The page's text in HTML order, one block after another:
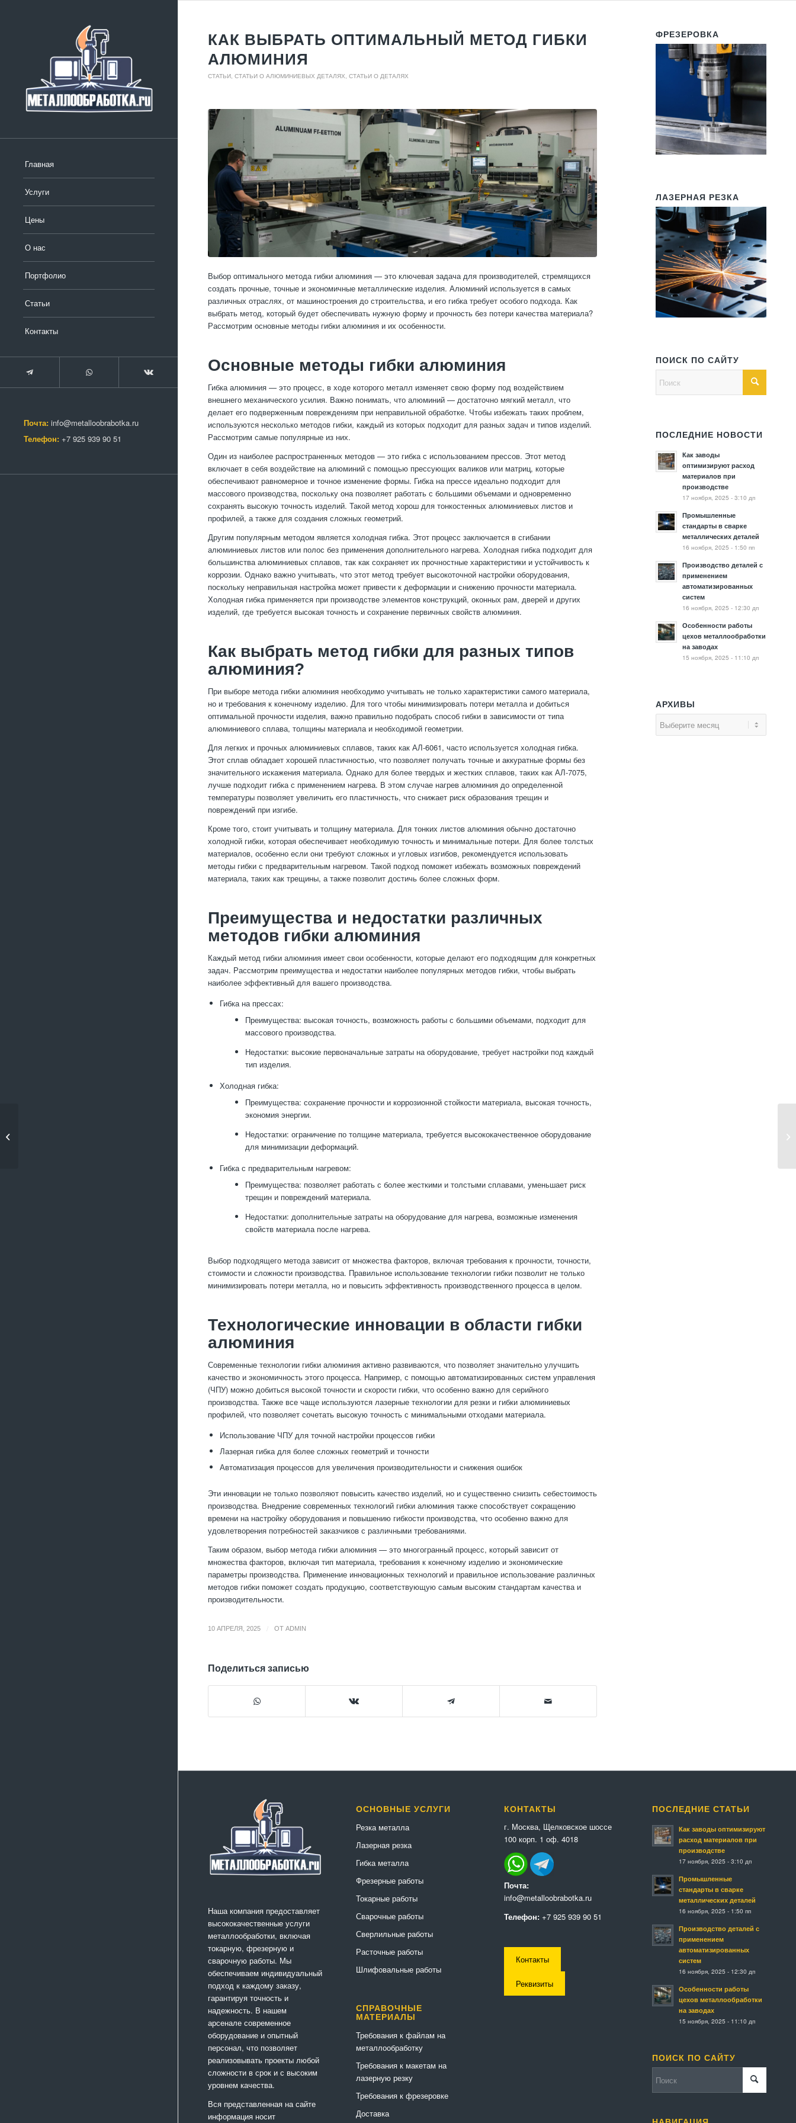
Главная
Услуги
Цены
О нас
Портфолио
Статьи
Контакты
Почта: info@metalloobrabotka.ru
Телефон: +7 925 939 90 51
КАК ВЫБРАТЬ ОПТИМАЛЬНЫЙ МЕТОД ГИБКИ
АЛЮМИНИЯ
СТАТЬИ СТАТЬИ О АЛЮМИНИЕВЫХ ДЕТАЛЯХ СТАТЬИ О ДЕТАЛЯХ
Выбор оптимального метода гибки алюминия — это ключевая задача для производителей, стремящихся
создать прочные, точные и экономичные металлические изделия. Алюминий используется в самых
различных отраслях, от машиностроения до строительства, и его гибка требует особого подхода. Как
выбрать метод, который будет обеспечивать нужную форму и прочность без потери качества материала?
Рассмотрим основные методы гибки алюминия и их особенности.
Основные методы гибки алюминия
Гибка алюминия — это процесс, в ходе которого металл изменяет свою форму под воздействием
внешнего механического усилия. Важно понимать, что алюминий — достаточно мягкий металл, что
делает его подверженным повреждениям при неправильной обработке. Чтобы избежать таких проблем,
используются несколько методов гибки, каждый из которых подходит для разных задач и типов изделий.
Рассмотрим самые популярные из них.
Один из наиболее распространенных методов — это гибка с использованием прессов. Этот метод
включает в себя воздействие на алюминий с помощью прессующих валиков или матриц, которые
обеспечивают равномерное и точное изменение формы. Гибка на прессе идеально подходит для
массового производства, поскольку она позволяет работать с большими объемами и одновременно
сохранять высокую точность изделий. Такой метод хорош для тонкостенных алюминиевых листов и
профилей, а также для создания сложных геометрий.
Другим популярным методом является холодная гибка. Этот процесс заключается в сгибании
алюминиевых листов или полос без применения дополнительного нагрева. Холодная гибка подходит для
большинства алюминиевых сплавов, так как сохраняет их прочностные характеристики и устойчивость к
коррозии. Однако важно учитывать, что этот метод требует высокоточной настройки оборудования,
поскольку неправильная настройка может привести к деформации и снижению прочности материала.
Холодная гибка применяется при производстве элементов конструкций, оконных рам, дверей и других
изделий, где требуется высокая точность и сохранение первичных свойств алюминия.
Как выбрать метод гибки для разных типов
алюминия?
При выборе метода гибки алюминия необходимо учитывать не только характеристики самого материала,
но и требования к конечному изделию. Для того чтобы минимизировать потери металла и добиться
оптимальной прочности изделия, важно правильно подобрать способ гибки в зависимости от типа
алюминиевого сплава, толщины материала и необходимой геометрии.
Для легких и прочных алюминиевых сплавов, таких как АЛ-6061, часто используется холодная гибка.
Этот сплав обладает хорошей пластичностью, что позволяет получать точные и аккуратные формы без
значительного искажения материала. Однако для более твердых и жестких сплавов, таких как АЛ-7075,
лучше подходит гибка с применением нагрева. В этом случае нагрев алюминия до определенной
температуры позволяет увеличить его пластичность, что снижает риск образования трещин и
повреждений при изгибе.
Кроме того, стоит учитывать и толщину материала. Для тонких листов алюминия обычно достаточно
холодной гибки, которая обеспечивает необходимую точность и минимальные потери. Для более толстых
материалов, особенно если они требуют сложных и угловых изгибов, рекомендуется использовать
методы гибки с предварительным нагревом. Такой подход поможет избежать возможных повреждений
материала, таких как трещины, а также позволит достичь более сложных форм.
Преимущества и недостатки различных
методов гибки алюминия
Каждый метод гибки алюминия имеет свои особенности, которые делают его подходящим для конкретных
задач. Рассмотрим преимущества и недостатки наиболее популярных методов гибки, чтобы выбрать
наиболее эффективный для вашего производства.
Гибка на прессах:
Преимущества: высокая точность, возможность работы с большими объемами, подходит для
массового производства.
Недостатки: высокие первоначальные затраты на оборудование, требует настройки под каждый
тип изделия.
Холодная гибка:
Преимущества: сохранение прочности и коррозионной стойкости материала, высокая точность,
экономия энергии.
Недостатки: ограничение по толщине материала, требуется высококачественное оборудование
для минимизации деформаций.
Гибка с предварительным нагревом:
Преимущества: позволяет работать с более жесткими и толстыми сплавами, уменьшает риск
трещин и повреждений материала.
Недостатки: дополнительные затраты на оборудование для нагрева, возможные изменения
свойств материала после нагрева.
Выбор подходящего метода зависит от множества факторов, включая требования к прочности, точности,
стоимости и сложности производства. Правильное использование технологии гибки позволит не только
минимизировать потери металла, но и повысить эффективность производственного процесса в целом.
Технологические инновации в области гибки
алюминия
Современные технологии гибки алюминия активно развиваются, что позволяет значительно улучшить
качество и экономичность этого процесса. Например, с помощью автоматизированных систем управления
(ЧПУ) можно добиться высокой точности и скорости гибки, что особенно важно для серийного
производства. Также все чаще используются лазерные технологии для резки и гибки алюминиевых
профилей, что позволяет сочетать высокую точность с минимальными отходами материала.
Использование ЧПУ для точной настройки процессов гибки
Лазерная гибка для более сложных геометрий и точности
Автоматизация процессов для увеличения производительности и снижения ошибок
Эти инновации не только позволяют повысить качество изделий, но и существенно снизить себестоимость
производства. Внедрение современных технологий гибки алюминия также способствует сокращению
времени на настройку оборудования и повышению гибкости производства, что особенно важно для
удовлетворения потребностей заказчиков с различными требованиями.
Таким образом, выбор метода гибки алюминия — это многогранный процесс, который зависит от
множества факторов, включая тип материала, требования к конечному изделию и экономические
параметры производства. Применение инновационных технологий и правильное использование различных
методов гибки поможет создать продукцию, соответствующую самым высоким стандартам качества и
производительности.
10 АПРЕЛЯ, 2025 ОТ ADMIN
Поделиться записью
ФРЕЗЕРОВКА
ЛАЗЕРНАЯ РЕЗКА
ПОИСК ПО САЙТУ
ПОСЛЕДНИЕ НОВОСТИ
Как заводы
оптимизируют расход
материалов при
производстве
17 ноября, 2025 - 3:10 дп
Промышленные
стандарты в сварке
металлических деталей
16 ноября, 2025 - 1:50 пп
Производство деталей с
применением
автоматизированных
систем
16 ноября, 2025 - 12:30 дп
Особенности работы
цехов металлообработки
на заводах
15 ноября, 2025 - 11:10 дп
АРХИВЫ
Наша компания предоставляет
высококачественные услуги
металлообработки, включая
токарную, фрезерную и
сварочную работы. Мы
обеспечиваем индивидуальный
подход к каждому заказу,
гарантируя точность и
надежность. В нашем
арсенале современное
оборудование и опытный
персонал, что позволяет
реализовывать проекты любой
сложности в срок и с высоким
уровнем качества.
Вся представленная на сайте
информация носит
ОСНОВНЫЕ УСЛУГИ
Резка металла
Лазерная резка
Гибка металла
Фрезерные работы
Токарные работы
Сварочные работы
Сверлильные работы
Расточные работы
Шлифовальные работы
СПРАВОЧНЫЕ
МАТЕРИАЛЫ
Требования к файлам на
металлообработку
Требования к макетам на
лазерную резку
Требования к фрезеровке
Доставка
КОНТАКТЫ
г. Москва, Щелковское шоссе
100 корп. 1 оф. 4018
Почта:
info@metalloobrabotka.ru
Телефон: +7 925 939 90 51
Контакты
Реквизиты
ПОСЛЕДНИЕ СТАТЬИ
Как заводы оптимизируют
расход материалов при
производстве
17 ноября, 2025 - 3:10 дп
Промышленные
стандарты в сварке
металлических деталей
16 ноября, 2025 - 1:50 пп
Производство деталей с
применением
автоматизированных
систем
16 ноября, 2025 - 12:30 дп
Особенности работы
цехов металлообработки
на заводах
15 ноября, 2025 - 11:10 дп
ПОИСК ПО САЙТУ